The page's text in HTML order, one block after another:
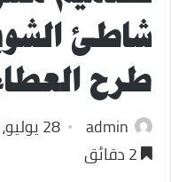
شاطئ
طرح
admin 28 يوليو، 2024